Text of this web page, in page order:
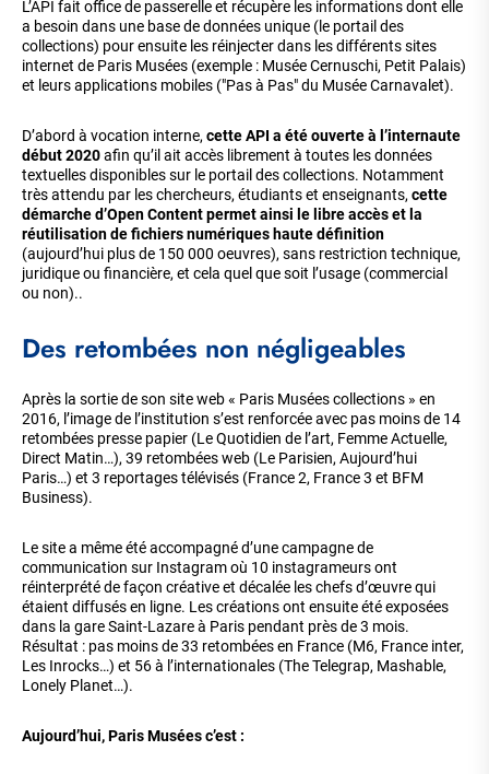
L’API fait office de passerelle et récupère les informations dont elle
a besoin dans une base de données unique (le portail des
collections) pour ensuite les réinjecter dans les différents sites
internet de Paris Musées (exemple : Musée Cernuschi, Petit Palais)
et leurs applications mobiles ("Pas à Pas" du Musée Carnavalet).
D’abord à vocation interne,cette API a été ouverte à l’internaute
début 2020afin qu’il ait accès librement à toutes les données
textuelles disponibles sur le portail des collections. Notamment
très attendu par les chercheurs, étudiants et enseignants,cette
démarche d’Open Content permet ainsi le libre accès et la
réutilisation de fichiers numériques haute définition
(aujourd’hui plus de 150 000 oeuvres), sans restriction technique,
juridique ou financière, et cela quel que soit l’usage (commercial
ou non)..
Des retombées non négligeables
Après la sortie de son site web « Paris Musées collections » en
2016, l’image de l’institution s’est renforcée avec pas moins de 14
retombées presse papier (Le Quotidien de l’art, Femme Actuelle,
Direct Matin…), 39 retombées web (Le Parisien, Aujourd’hui
Paris…) et 3 reportages télévisés (France 2, France 3 et BFM
Business).
Le site a même été accompagné d’une campagne de
communication sur Instagram où 10 instagrameurs ont
réinterprété de façon créative et décalée les chefs d’œuvre qui
étaient diffusés en ligne. Les créations ont ensuite été exposées
dans la gare Saint-Lazare à Paris pendant près de 3 mois.
Résultat : pas moins de 33 retombées en France (M6, France inter,
Les Inrocks…) et 56 à l’internationales (The Telegrap, Mashable,
Lonely Planet…).
Aujourd’hui, Paris Musées c’est :